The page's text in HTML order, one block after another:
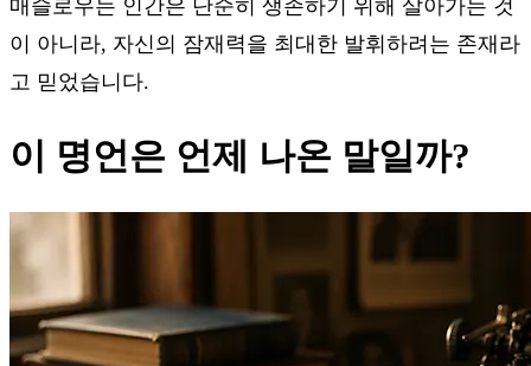
매슬로우는 인간은 단순히 생존하기 위해 살아가는 것
이 아니라, 자신의 잠재력을 최대한 발휘하려는 존재라
고 믿었습니다.
이 명언은 언제 나온 말일까?